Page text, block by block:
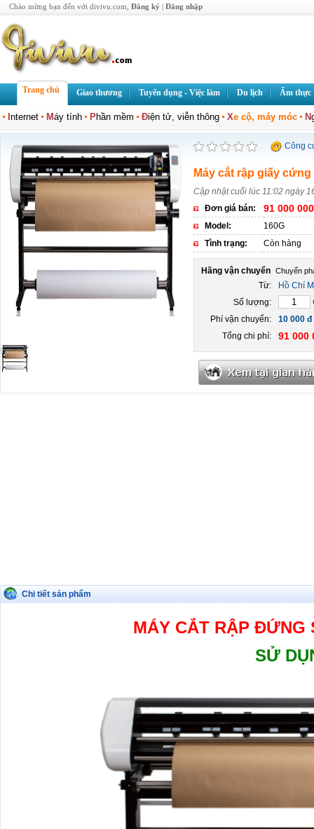
Chào mừng bạn đến với divivu.com, Đăng ký | Đăng nhập
Trang chủ Giao thương Tuyển dụng - Việc làm Du lịch Ẩm thực
nternet Máy tính Phần mềm Điện tử, viễn thông Xe cộ, máy móc N
Công
Máy cắt rập giấy
Cập nhật cuối lúc 11:02 ngày
Đơn giá bán:
91 000
Model:
160G
Tình trạng:
Còn hàng
Hãng vận chuyển
Từ:
Hồ Chí
Số lượng:
Phí vận chuyển:
10 000 đ
Tổng chi phí:
91 000
Chi tiết sản phẩm
MÁY CẮT RẬP ĐỨNG
SỬ